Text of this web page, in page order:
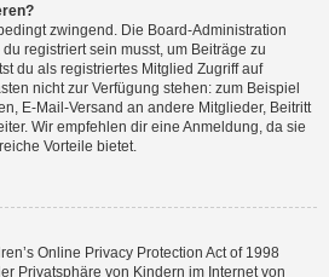
zwingend. Die Board-Administration
registriert sein musst, um Beiträge zu
du als registriertes Mitglied Zugriff auf
nicht zur Verfügung stehen: zum Beispiel
E-Mail-Versand an andere Mitglieder, Beitritt
Wir empfehlen dir eine Anmeldung, da sie
Vorteile bietet.
Online Privacy Protection Act of 1998
Privatsphäre von Kindern im Internet von